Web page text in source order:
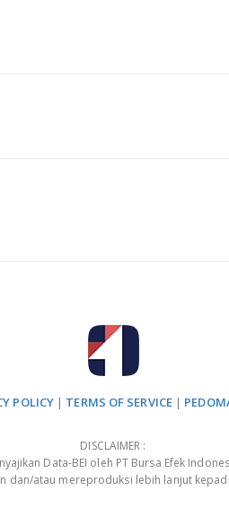
POLICY | TERMS OF SERVICE|
DISCLAIMER :
Data-BEI oleh PT Bursa Efek
dan/atau mereproduksi lebih lanjut